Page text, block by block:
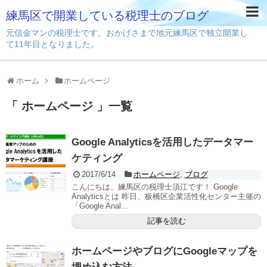
練馬区で開業している税理士のブログ
元信金マンの税理士です。おかげさまで地元練馬区で独立開業し
て11年目となりました。
ホーム ホームページ
「 ホームページ 」一覧
Google Analyticsを活用したデータマー
ケティング
2017/6/14 ホームページ, ブログ
こんにちは、練馬区の税理士須江です！ Google
Analyticsとは 昨日、板橋区企業活性化センター主催の
「Google Anal...
記事を読む
ホームページやブログにGoogleマップを